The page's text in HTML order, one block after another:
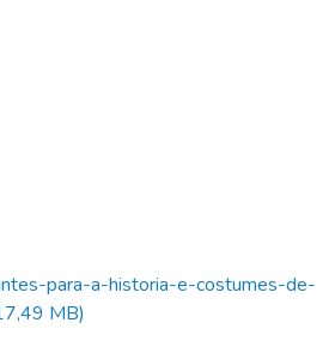
para-a-historia-e-costumes-de-
MB)